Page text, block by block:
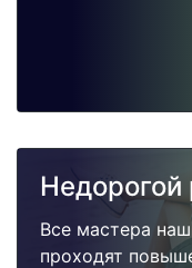
Недорогой
Все мастера
проходят